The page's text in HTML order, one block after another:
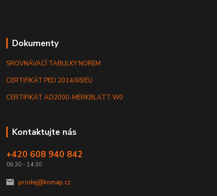
Dokumenty
SROVNÁVACÍ TABULKY NOREM
CERTIFIKÁT PED 2014/68/EU
CERTIFIKÁT AD2000-MERKBLATT W0
Kontaktujte nás
+420 608 940 842
06:30 - 14:30
prodej@komap.cz